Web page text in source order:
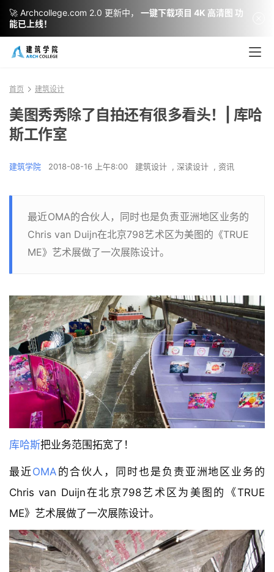
首页 建筑设计
美图秀秀除了自拍还有很多看头！| 库哈
斯工作室
建筑学院 2018-08-16 上午8:00 建筑设计 , 深读设计 , 资讯
最近OMA的合伙人，同时也是负责亚洲地区业务的
Chris van Duijn在北京798艺术区为美图的《TRUE
ME》艺术展做了一次展陈设计。
库哈斯把业务范围拓宽了！
最近OMA 的合伙人，同时也是负责亚洲地区业务的
Chris van Duijn在北京798艺术区为美图的《TRUE
ME》艺术展做了一次展陈设计。
🚀 Archcollege.com 2.0 更新中，
一键下载项目 4K 高清图 功
能已上线！